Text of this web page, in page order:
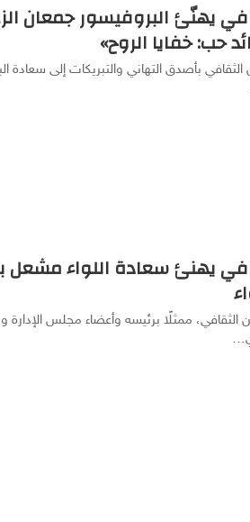
يهنّئ البروفيسور جمعان
حب: خفايا الروح»
بأصدق التهاني والتبريكات إلى سعادة
يهنئ سعادة اللواء مشعل
الثقافي، ممثلًا برئيسه وأعضاء مجلس